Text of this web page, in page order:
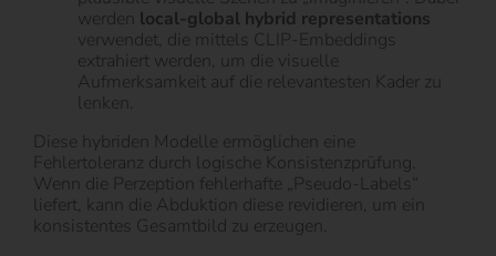
werden local-global hybrid representations
verwendet, die mittels CLIP-Embeddings
extrahiert werden, um die visuelle
Aufmerksamkeit auf die relevantesten Kader zu
lenken.
Diese hybriden Modelle ermöglichen eine
Fehlertoleranz durch logische Konsistenzprüfung.
Wenn die Perzeption fehlerhafte „Pseudo-Labels“
liefert, kann die Abduktion diese revidieren, um ein
konsistentes Gesamtbild zu erzeugen.